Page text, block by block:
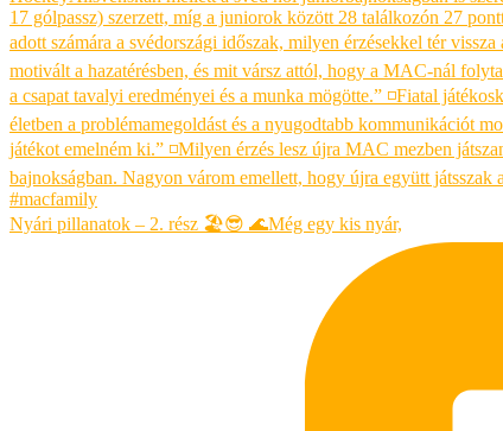
Nyári pillanatok – 2. rész 🏖😎 🌊Még egy kis nyár,